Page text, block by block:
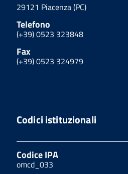
29121 Piacenza (PC)
Telefono
(+39) 0523 323848
Fax
(+39) 0523 324979
Codici istituzionali
Codice IPA
omcd_033